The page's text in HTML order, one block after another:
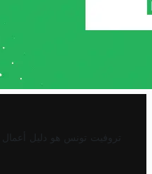
تروفيت تونس هو دليل